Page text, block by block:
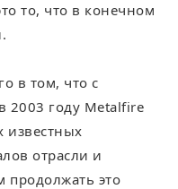
то, что в конечном
в том, что с
2003 году Metalfire
известных
отрасли и
продолжать это